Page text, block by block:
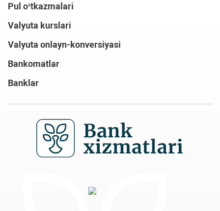
Pul o‘tkazmalari
Valyuta kurslari
Valyuta onlayn-konversiyasi
Bankomatlar
Banklar